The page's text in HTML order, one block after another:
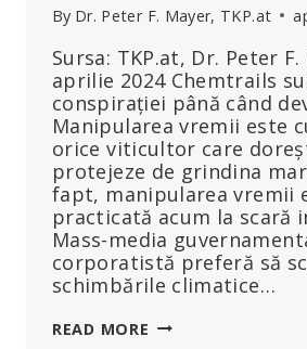
By Dr. Peter F. Mayer, TKP.at
Sursa: TKP.at, Dr. Peter
aprilie 2024 Chemtrails
conspirației până când
Manipularea vremii este
orice viticultor care
protejeze de grindina
fapt, manipularea vremii
practicată acum la scară
Mass-media
corporatistă preferă să
schimbările climatice…
READ MORE INDUSTRIA